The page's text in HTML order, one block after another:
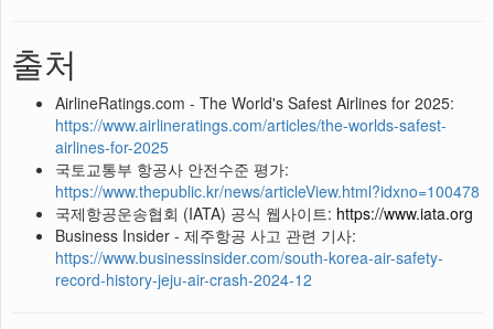
출처
AirlineRatings.com - The World's Safest Airlines for 2025:
https://www.airlineratings.com/articles/the-worlds-safest-
airlines-for-2025
국토교통부 항공사 안전수준 평가:
https://www.thepublic.kr/news/articleView.html?idxno=100478
국제항공운송협회 (IATA) 공식 웹사이트: https://www.iata.org
Business Insider - 제주항공 사고 관련 기사:
https://www.businessinsider.com/south-korea-air-safety-
record-history-jeju-air-crash-2024-12